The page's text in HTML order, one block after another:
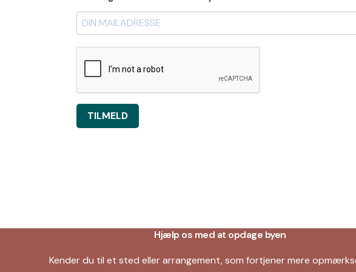
TILMELD
Hjælp os med at opdage byen
Kender du til et sted eller arrangement, som fortjener mere